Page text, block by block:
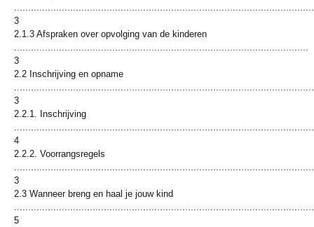
3
2.1.3 Afspraken over opvolging van de kinderen
3
2.2 Inschrijving en opname
3
2.2.1. Inschrijving
4
2.2.2. Voorrangsregels
3
2.3 Wanneer breng en haal je jouw kind
5